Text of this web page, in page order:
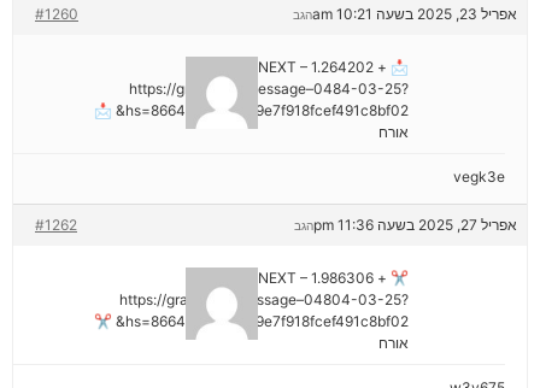
אפריל 23, 2025 בשעה 10:21 am #1260 הגב
📩 + 1.264202 BTC.NEXT –
https://graph.org/Message–0484-03-25?
hs=8664c520642b9e7f918fcef491c8bf02& 📩
אורח
vegk3e
אפריל 27, 2025 בשעה 11:36 pm #1262 הגב
✂ + 1.986306 BTC.NEXT –
https://graph.org/Message–04804-03-25?
hs=8664c520642b9e7f918fcef491c8bf02& ✂
אורח